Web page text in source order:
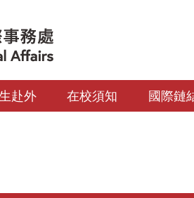
赴外 在校須知 國際鏈